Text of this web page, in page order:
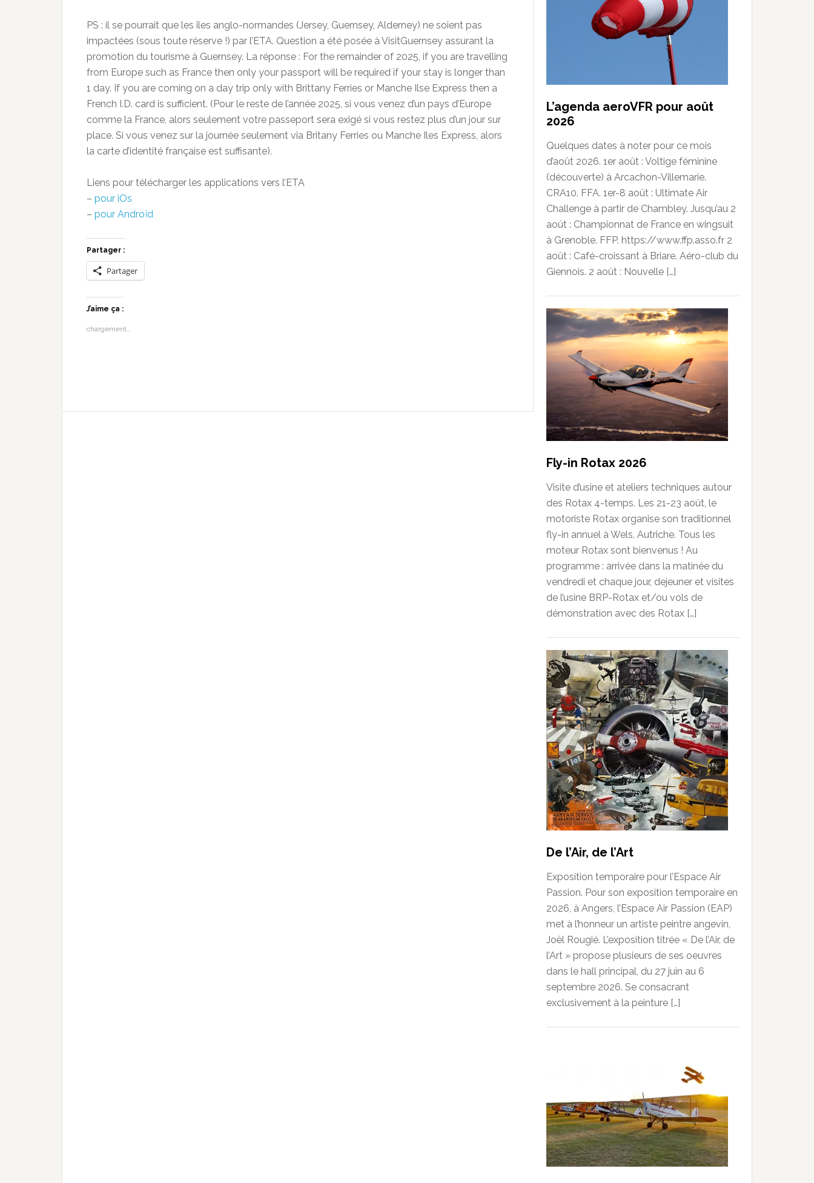
PS : il se pourrait que les îles anglo-normandes (Jersey, Guernsey, Alderney) ne soient pas
impactées (sous toute réserve !) par l’ETA. Question a été posée à VisitGuernsey assurant la
promotion du tourisme à Guernsey. La réponse : For the remainder of 2025, if you are travelling
from Europe such as France then only your passport will be required if your stay is longer than
1 day. If you are coming on a day trip only with Brittany Ferries or Manche Ilse Express then a
French I.D. card is sufficient. (Pour le reste de l’année 2025, si vous venez d’un pays d’Europe
comme la France, alors seulement votre passeport sera exigé si vous restez plus d’un jour sur
place. Si vous venez sur la journée seulement via Britany Ferries ou Manche Iles Express, alors
la carte d’identité française est suffisante).
Liens pour télécharger les applications vers l’ETA
– pour iOs
– pour Androïd
Partager :
Partager
J’aime ça :
chargement…
L’agenda aeroVFR pour août
2026
Quelques dates à noter pour ce mois
d’août 2026. 1er août : Voltige féminine
(découverte) à Arcachon-Villemarie.
CRA10. FFA. 1er-8 août : Ultimate Air
Challenge à partir de Chambley. Jusqu’au 2
août : Championnat de France en wingsuit
à Grenoble. FFP. https://www.ffp.asso.fr 2
août : Café-croissant à Briare. Aéro-club du
Giennois. 2 août : Nouvelle […]
Fly-in Rotax 2026
Visite d’usine et ateliers techniques autour
des Rotax 4-temps. Les 21-23 août, le
motoriste Rotax organise son traditionnel
fly-in annuel à Wels, Autriche. Tous les
moteur Rotax sont bienvenus ! Au
programme : arrivée dans la matinée du
vendredi et chaque jour, dejeuner et visites
de l’usine BRP-Rotax et/ou vols de
démonstration avec des Rotax […]
De l’Air, de l’Art
Exposition temporaire pour l’Espace Air
Passion. Pour son exposition temporaire en
2026, à Angers, l’Espace Air Passion (EAP)
met à l’honneur un artiste peintre angevin,
Joël Rougié. L’exposition titrée « De l’Air, de
l’Art » propose plusieurs de ses oeuvres
dans le hall principal, du 27 juin au 6
septembre 2026. Se consacrant
exclusivement à la peinture […]